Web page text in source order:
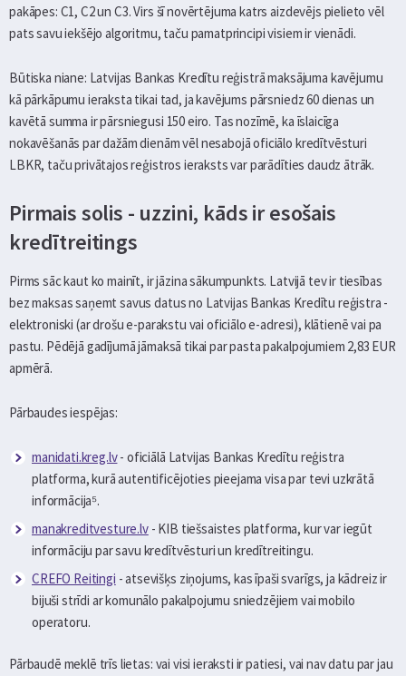
pakāpes: C1, C2 un C3. Virs šī novērtējuma katrs aizdevējs pielieto vēl
pats savu iekšējo algoritmu, taču pamatprincipi visiem ir vienādi.
Būtiska niane: Latvijas Bankas Kredītu reģistrā maksājuma kavējumu
kā pārkāpumu ieraksta tikai tad, ja kavējums pārsniedz 60 dienas un
kavētā summa ir pārsniegusi 150 eiro. Tas nozīmē, ka īslaicīga
nokavēšanās par dažām dienām vēl nesabojā oficiālo kredītvēsturi
LBKR, taču privātajos reģistros ieraksts var parādīties daudz ātrāk.
Pirmais solis - uzzini, kāds ir esošais
kredītreitings
Pirms sāc kaut ko mainīt, ir jāzina sākumpunkts. Latvijā tev ir tiesības
bez maksas saņemt savus datus no Latvijas Bankas Kredītu reģistra -
elektroniski (ar drošu e-parakstu vai oficiālo e-adresi), klātienē vai pa
pastu. Pēdējā gadījumā jāmaksā tikai par pasta pakalpojumiem 2,83 EUR
apmērā.
Pārbaudes iespējas:
manidati.kreg.lv- oficiālā Latvijas Bankas Kredītu reģistra
platforma, kurā autentificējoties pieejama visa par tevi uzkrātā
informācija⁵.
manakreditvesture.lv- KIB tiešsaistes platforma, kur var iegūt
informāciju par savu kredītvēsturi un kredītreitingu.
CREFO Reitingi - atsevišķs ziņojums, kas īpaši svarīgs, ja kādreiz ir
bijuši strīdi ar komunālo pakalpojumu sniedzējiem vai mobilo
operatoru.
Pārbaudē meklē trīs lietas: vai visi ieraksti ir patiesi, vai nav datu par jau